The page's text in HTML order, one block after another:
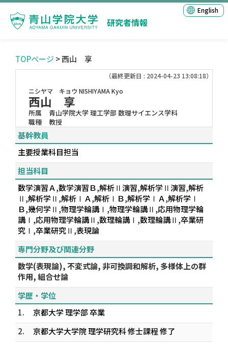
研究者情報
English
TOPページ > 西山 享
（最終更新日 : 2024-04-23 13:08:18）
ニシヤマ キョウ NISHIYAMA Kyo
西山 享
所属
青山学院大学 理工学部 数理サイエンス学科
職種
教授
基幹教員
主要授業科目担当
担当科目
数学演習Ａ,数学演習Ｂ,解析Ⅱ演習,解析学Ⅱ演習,解析
Ⅱ,解析学Ⅱ,解析ⅠＡ,解析ⅠＢ,解析学ⅠＡ,解析学Ⅰ
Ｂ,幾何学Ⅱ,物理学輪講Ⅰ,物理学輪講Ⅱ,応用物理学輪
講Ⅰ,応用物理学輪講Ⅱ,数理輪講Ⅰ,数理輪講Ⅱ,卒業研
究Ⅰ,卒業研究Ⅱ,表現論
専門分野及び関連分野
数学(表現論), 不変式論, 非可換調和解析, 多様体上の群
作用, 組合せ論
学歴・学位
1.
京都大学 理学部 卒業
2.
京都大学大学院 理学研究科 修士課程 修了